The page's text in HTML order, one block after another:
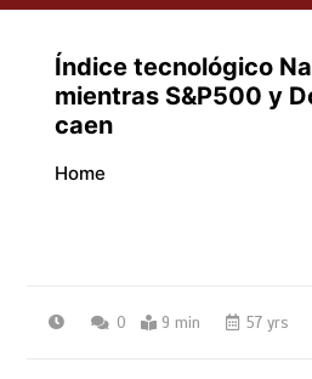
Índice tecnológico
mientras S&P500 y
caen
Home
0 9 min 57 yrs